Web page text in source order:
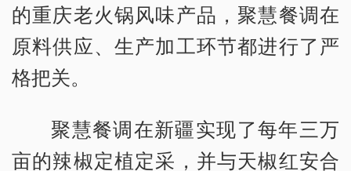
的重庆老火锅风味产品，聚慧餐调在
原料供应、生产加工环节都进行了严
格把关。
聚慧餐调在新疆实现了每年三万
亩的辣椒定植定采，并与天椒红安合